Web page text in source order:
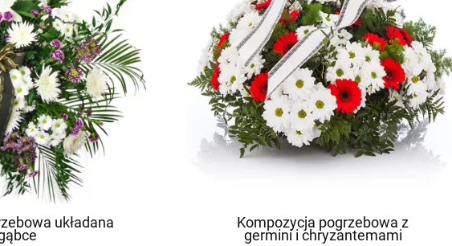
układana Kompozycja pogrzebowa z
germini i chryzantemami